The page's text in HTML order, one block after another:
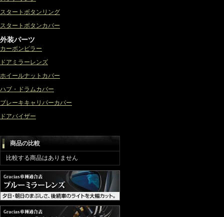
スタートボタンリング
スタートボタンカバー
外装パーツ
カーボンピラー
ドアミラーレンズ
ホイールナットカバー
ハブ・ドラムカバー
ブレーキキャリパーカバー
ドアバイザー
商品の比較
比較する商品はありません